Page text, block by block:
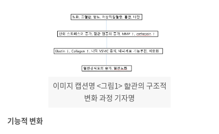
이미지 캡션명 <그림1> 햘관의 구조적
변화 과정 기자명
기능적 변화